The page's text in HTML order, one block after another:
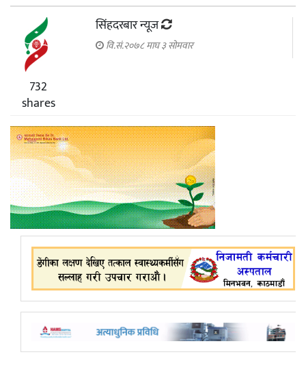
सिंहदरबार न्यूज
वि.सं.२०७८ माघ ३ सोमवार
732
shares